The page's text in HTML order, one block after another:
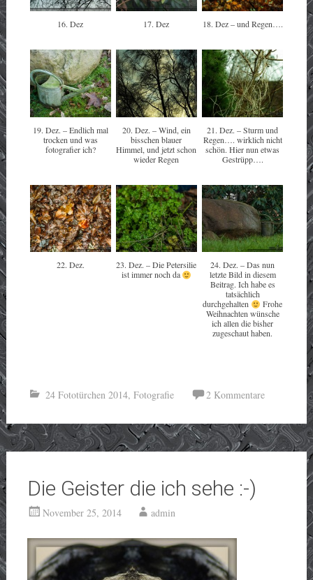
16. Dez 17. Dez 18. Dez – und Regen….
19. Dez. – Endlich mal
trocken und was
fotografier ich?
20. Dez. – Wind, ein
bisschen blauer
Himmel, und jetzt schon
wieder Regen
21. Dez. – Sturm und
Regen…. wirklich nicht
schön. Hier nun etwas
Gestrüpp….
22. Dez.
23. Dez. – Die Petersilie
ist immer noch da
24. Dez. – Das nun
letzte Bild in diesem
Beitrag. Ich habe es
tatsächlich
durchgehalten
Frohe
Weihnachten wünsche
ich allen die bisher
zugeschaut haben.
24 Fototürchen 2014, Fotografie 2 Kommentare
Die Geister die ich sehe :-)
November 25, 2014 admin